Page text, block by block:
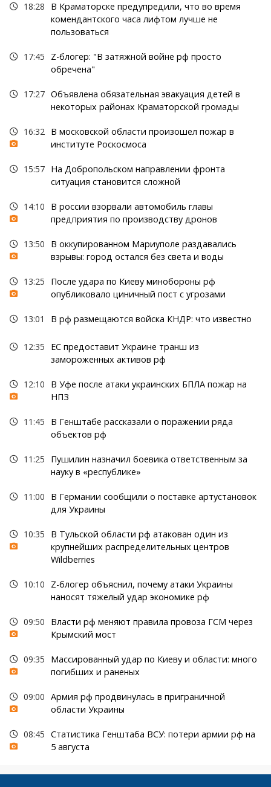
18:28
В Краматорске предупредили, что во время
комендантского часа лифтом лучше не
пользоваться
17:45
Z-блогер: "В затяжной войне рф просто
обречена"
17:27 Объявлена обязательная эвакуация детей в
некоторых районах Краматорской громады
16:32 В московской области произошел пожар в
институте Роскосмоса
15:57 На Добропольском направлении фронта
ситуация становится сложной
14:10
В россии взорвали автомобиль главы
предприятия по производству дронов
13:50
В оккупированном Мариуполе раздавались
взрывы: город остался без света и воды
13:25
После удара по Киеву минобороны рф
опубликовало циничный пост с угрозами
13:01 В рф размещаются войска КНДР: что известно
12:35
ЕС предоставит Украине транш из
замороженных активов рф
12:10
В Уфе после атаки украинских БПЛА пожар на
НПЗ
11:45
В Генштабе рассказали о поражении ряда
объектов рф
11:25
Пушилин назначил боевика ответственным за
науку в «республике»
11:00
В Германии сообщили о поставке артустановок
для Украины
10:35
В Тульской области рф атакован один из
крупнейших распределительных центров
Wildberries
10:10
Z-блогер объяснил, почему атаки Украины
наносят тяжелый удар экономике рф
09:50
Власти рф меняют правила провоза ГСМ через
Крымский мост
09:35
Массированный удар по Киеву и области: много
погибших и раненых
09:00 Армия рф продвинулась в приграничной
области Украины
08:45 Статистика Генштаба ВСУ: потери армии рф на
5 августа